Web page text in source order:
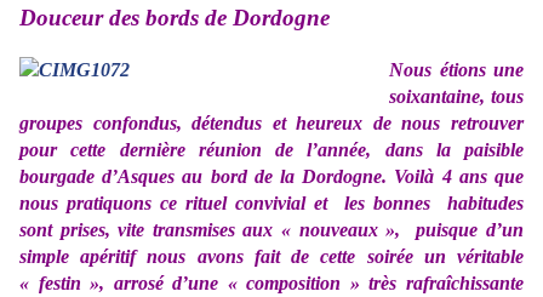
Douceur des bords de Dordogne
Nous étions une
soixantaine, tous
groupes confondus, détendus et heureux de nous retrouver
pour cette dernière réunion de l’année, dans la paisible
bourgade d’Asques au bord de la Dordogne. Voilà 4 ans que
nous pratiquons ce rituel convivial et
les bonnes
habitudes
sont prises, vite transmises aux « nouveaux »,
puisque d’un
simple apéritif nous avons fait de cette soirée un véritable
« festin », arrosé d’une « composition » très rafraîchissante